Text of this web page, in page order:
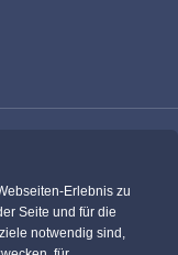
Bauen.deErlebnis zu
Seite und für die
notwendig sind,